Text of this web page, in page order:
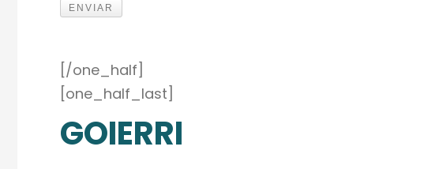
[/one_half]
[one_half_last]
GOIERRI